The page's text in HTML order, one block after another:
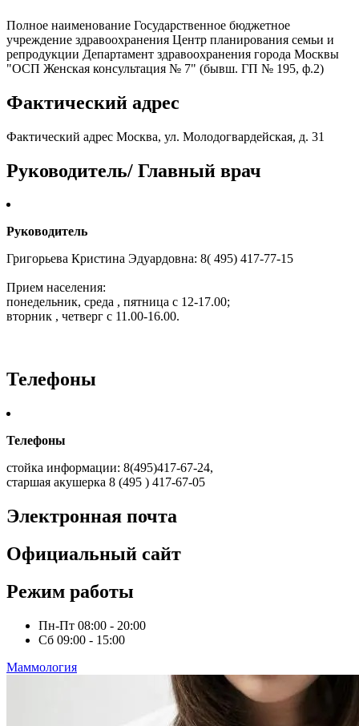
Полное наименование Государственное бюджетное
учреждение здравоохранения Центр планирования семьи и
репродукции Департамент здравоохранения города Москвы
"ОСП Женская консультация № 7" (бывш. ГП № 195, ф.2)
Фактический адрес
Фактический адрес Москва, ул. Молодогвардейская, д. 31
Руководитель/ Главный врач
Руководитель
Григорьева Кристина Эдуардовна: 8( 495) 417-77-15
Прием населения:
понедельник, среда , пятница с 12-17.00;
вторник , четверг с 11.00-16.00.
Телефоны
Телефоны
стойка информации: 8(495)417-67-24,
старшая акушерка 8 (495 ) 417-67-05
Электронная почта
Официальный сайт
Режим работы
Пн-Пт 08:00 - 20:00
Сб 09:00 - 15:00
Маммология